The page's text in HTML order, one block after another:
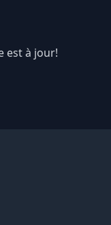
est à jour!